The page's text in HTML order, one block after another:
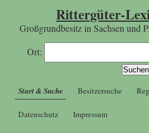
Rittergüter-
Großgrundbesitz in Sachsen und
Ort:
Start & Suche Besitzersuche
Datenschutz Impressum